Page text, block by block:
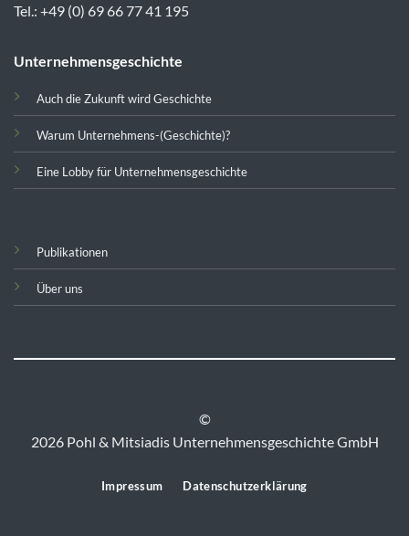
Tel.: +49 (0) 69 66 77 41 195
Unternehmensgeschichte
Auch die Zukunft wird Geschichte
Warum Unternehmens-(Geschichte)?
Eine Lobby für Unternehmensgeschichte
Publikationen
Über uns
©
2026 Pohl & Mitsiadis Unternehmensgeschichte GmbH
Impressum Datenschutzerklärung